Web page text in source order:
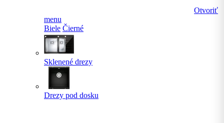
Otvoriť
menu
Biele Čierné
Sklenené drezy
Drezy pod dosku